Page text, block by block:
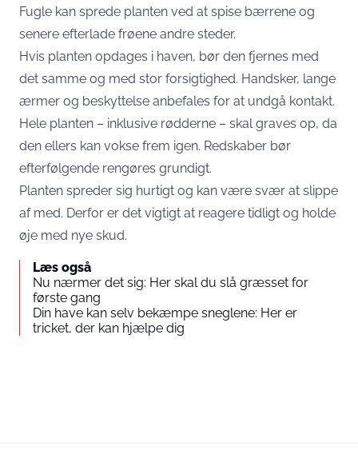
Fugle kan sprede planten ved at spise bærrene og
senere efterlade frøene andre steder.
Hvis planten opdages i haven, bør den fjernes med
det samme og med stor forsigtighed. Handsker, lange
ærmer og beskyttelse anbefales for at undgå kontakt.
Hele planten – inklusive rødderne – skal graves op, da
den ellers kan vokse frem igen. Redskaber bør
efterfølgende rengøres grundigt.
Planten spreder sig hurtigt og kan være svær at slippe
af med. Derfor er det vigtigt at reagere tidligt og holde
øje med nye skud.
Læs også
Nu nærmer det sig: Her skal du slå græsset for
første gang
Din have kan selv bekæmpe sneglene: Her er
tricket, der kan hjælpe dig